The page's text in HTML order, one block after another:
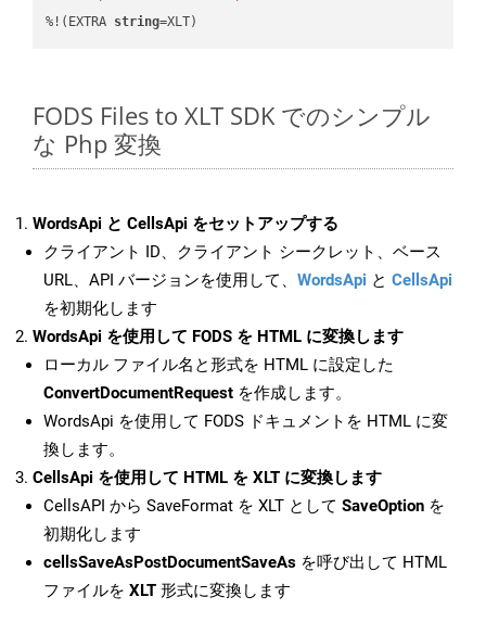
%!(EXTRA string=XLT)
FODS Files to XLT SDK でのシンプル
な Php 変換
WordsApi と CellsApi をセットアップする
クライアント ID、クライアント シークレット、ベース
URL、API バージョンを使用して、 WordsApi と CellsApi
を初期化します
WordsApi を使用して FODS を HTML に変換します
ローカル ファイル名と形式を HTML に設定した
ConvertDocumentRequest を作成します。
WordsApi を使用して FODS ドキュメントを HTML に変
換します。
CellsApi を使用して HTML を XLT に変換します
CellsAPI から SaveFormat を XLT として SaveOption を
初期化します
cellsSaveAsPostDocumentSaveAs を呼び出して HTML
ファイルを XLT 形式に変換します